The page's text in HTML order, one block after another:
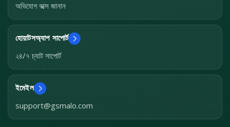
অভিযোগ বক্সে জানান
হোয়াটসঅ্যাপ সাপোর্ট
২৪/৭ চ্যাট সাপোর্ট
ইমেইল
support@gsmalo.com